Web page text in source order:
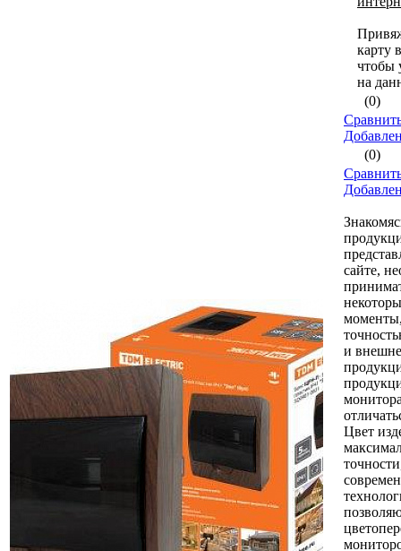
карту
чтобы
на
(0)
(0)
сайте,
и
Цвет